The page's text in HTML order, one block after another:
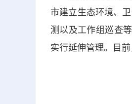
市建立生态环境、
测以及工作组巡查
实行延伸管理。目